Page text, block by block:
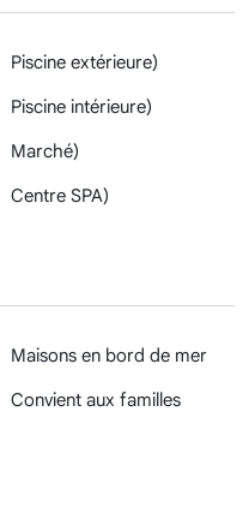
Piscine extérieure)
Piscine intérieure)
Marché)
Centre SPA)
Maisons en bord de mer
Convient aux familles